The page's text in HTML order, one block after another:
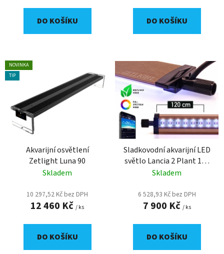
DO KOŠÍKU DO KOŠÍKU
NOVINKA
TIP
Akvarijní osvětlení
Zetlight Luna 90
Skladem
10 297,52 Kč bez DPH
12 460 Kč / ks
DO KOŠÍKU
Sladkovodní akvarijní LED
světlo Lancia 2 Plant 120
cm
Skladem
6 528,93 Kč bez DPH
7 900 Kč / ks
DO KOŠÍKU